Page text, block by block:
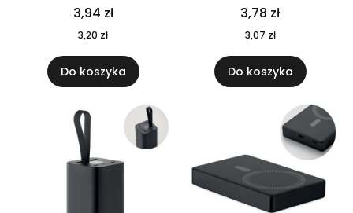
3,94 zł
3,20 zł
Do koszyka
3,78 zł
3,07 zł
Do koszyka